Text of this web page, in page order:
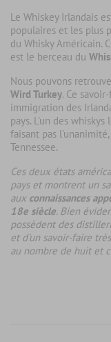
Le Whiskey Irlandais
populaires et les plus
du Whisky Américain.
est le berceau du
Nous pouvons
Wird Turkey. Ce
immigration des
pays. L'un des
faisant pas
Tennessee.
Ces deux états
pays et montrent un
aux connaissances
18e siècle. Bien
possèdent des
et d'un savoir-faire
au nombre de huit et